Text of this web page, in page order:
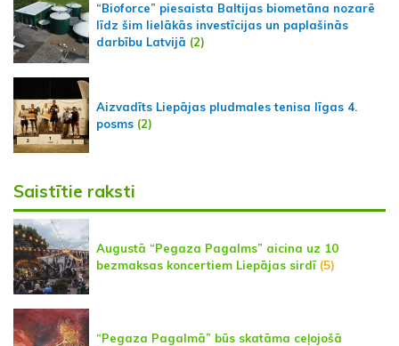
“Bioforce” piesaista Baltijas biometāna nozarē
līdz šim lielākās investīcijas un paplašinās
darbību Latvijā (2)
Aizvadīts Liepājas pludmales tenisa līgas 4.
posms (2)
Saistītie raksti
Augustā “Pegaza Pagalms” aicina uz 10
bezmaksas koncertiem Liepājas sirdī (5)
“Pegaza Pagalmā” būs skatāma ceļojošā